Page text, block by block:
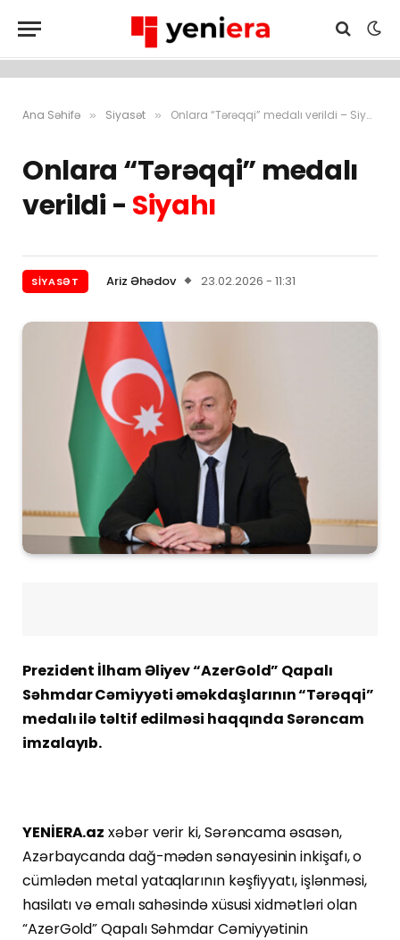
Ana Səhifə » Siyasət » Onlara “Tərəqqi” medalı verildi – Siyahı
Onlara “Tərəqqi” medalı
verildi - Siyahı
SIYASƏT Ariz Əhədov 23.02.2026 - 11:31
Prezident İlham Əliyev “AzerGold” Qapalı
Səhmdar Cəmiyyəti əməkdaşlarının “Tərəqqi”
medalı ilə təltif edilməsi haqqında Sərəncam
imzalayıb.
YENİERA.az xəbər verir ki, Sərəncama əsasən,
Azərbaycanda dağ-mədən sənayesinin inkişafı, o
cümlədən metal yataqlarının kəşfiyyatı, işlənməsi,
hasilatı və emalı sahəsində xüsusi xidmətləri olan
“AzerGold” Qapalı Səhmdar Cəmiyyətinin